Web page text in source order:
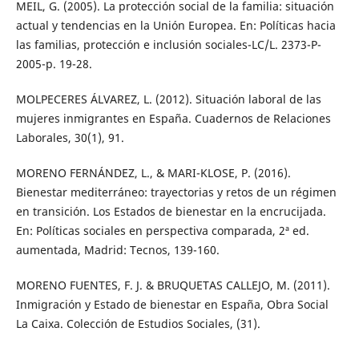
MEIL, G. (2005). La protección social de la familia: situación
actual y tendencias en la Unión Europea. En: Políticas hacia
las familias, protección e inclusión sociales-LC/L. 2373-P-
2005-p. 19-28.
MOLPECERES ÁLVAREZ, L. (2012). Situación laboral de las
mujeres inmigrantes en España. Cuadernos de Relaciones
Laborales, 30(1), 91.
MORENO FERNÁNDEZ, L., & MARI-KLOSE, P. (2016).
Bienestar mediterráneo: trayectorias y retos de un régimen
en transición. Los Estados de bienestar en la encrucijada.
En: Políticas sociales en perspectiva comparada, 2ª ed.
aumentada, Madrid: Tecnos, 139-160.
MORENO FUENTES, F. J. & BRUQUETAS CALLEJO, M. (2011).
Inmigración y Estado de bienestar en España, Obra Social
La Caixa. Colección de Estudios Sociales, (31).